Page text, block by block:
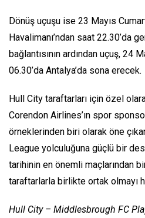
Dönüş uçuşu ise 23 Mayıs
Havalimanı’ndan saat 22.30’da
bağlantısının ardından uçuş, 24
06.30’da Antalya’da sona erecek.
Hull City taraftarları için özel
Corendon Airlines’ın spor
örneklerinden biri olarak öne
League yolculuğuna güçlü bir
tarihinin en önemli maçlarından
taraftarlarla birlikte ortak olmayı
Hull City – Middlesbrough FC